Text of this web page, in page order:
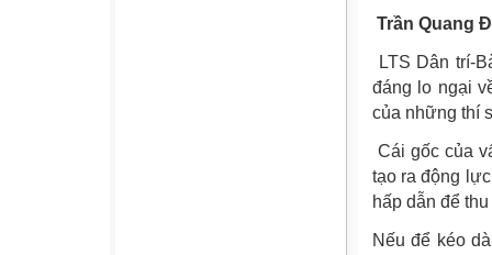
Trần Quang
LTS Dân trí-
đáng lo ngại
của những thí
Cái gốc của
tạo ra động
hấp dẫn để
Nếu để kéo